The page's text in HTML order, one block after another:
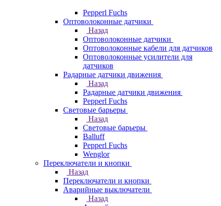
Pepperl Fuchs
Оптоволоконные датчики
Назад
Оптоволоконные датчики
Оптоволоконные кабели для датчиков
Оптоволоконные усилители для
датчиков
Радарные датчики движения
Назад
Радарные датчики движения
Pepperl Fuchs
Световые барьеры
Назад
Световые барьеры
Balluff
Pepperl Fuchs
Wenglor
Переключатели и кнопки
Назад
Переключатели и кнопки
Аварийные выключатели
Назад